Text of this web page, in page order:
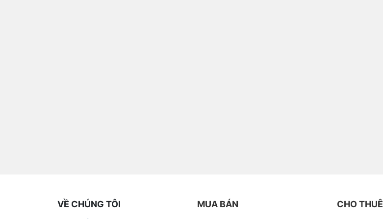
VỀ CHÚNG TÔI MUA BÁN CHO THUÊ